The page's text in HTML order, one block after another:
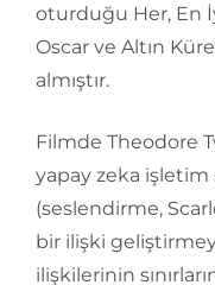
oturduğu Her, En
Oscar ve Altın
almıştır.
Filmde Theodore
yapay zeka
(seslendirme,
bir ilişki
ilişkilerinin